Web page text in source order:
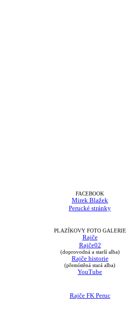
FACEBOOK
Mirek Blažek
Perucké stránky
PLAZÍKOVY FOTO GALERIE
Rajče
Rajče02
(doprovodná a starší alba)
Rajče historie
(přemístěná stará alba)
YouTube
Rajče FK Peruc